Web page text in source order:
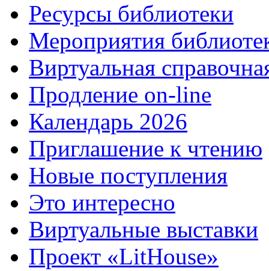
Ресурсы библиотеки
Мероприятия
Виртуальная
Продление on-line
Календарь 2026
Приглашение к чтению
Новые поступления
Это интересно
Виртуальные выставки
Проект «LitHouse»